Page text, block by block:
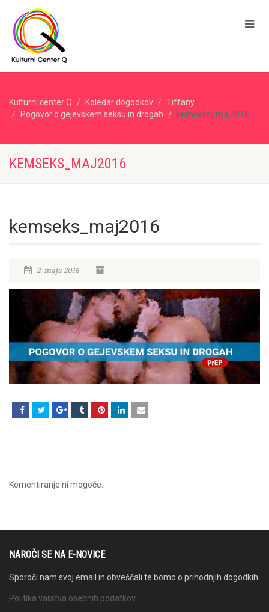
Kulturni center Q Koledar dogodkov
Tiffany
Pogovor o gejevskem seksu in drogah
kemseks_maj2016
KEMSEKS_MAJ2016
kemseks_maj2016
2. maja 2016
Komentiranje ni mogoče.
NAROČI SE NA E-NOVICE
Sporoči nam svoj email in obveščali te bomo o prihodnjih dogodkih.
Politika varstva osebnih podatkov